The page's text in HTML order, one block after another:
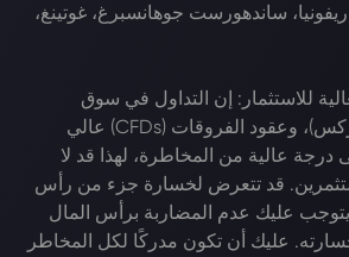
ساندهورست جوهانسبرغ، غوتينغ،
للاستثمار: إن التداول في سوق
الصرف الأجنبي (الفوركس)، وعقود الفروقات (CFDs) عالي
درجة عالية من المخاطرة، لهذا قد لا
قد تتعرض لخسارة جزء من رأس
يتوجب عليك عدم المضاربة برأس المال
عليك أن تكون مدركًا لكل المخاطر